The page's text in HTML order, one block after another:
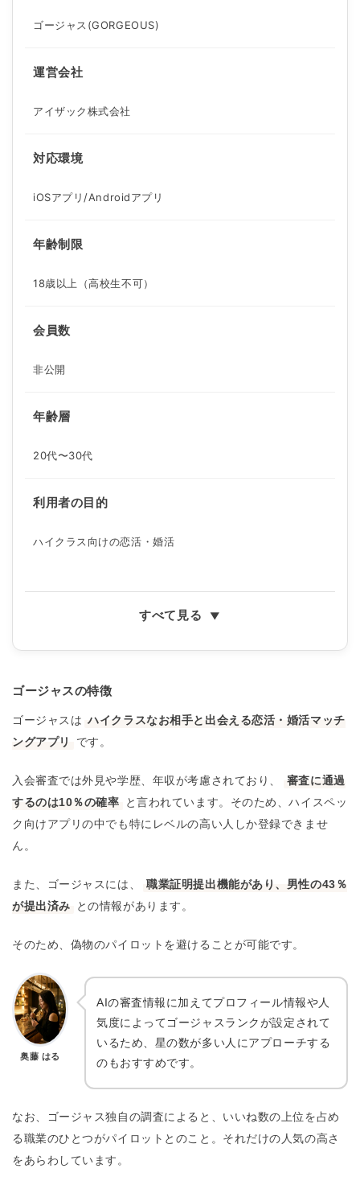
ゴージャス(GORGEOUS)
運営会社
アイザック株式会社
対応環境
iOSアプリ/Androidアプリ
年齢制限
18歳以上（高校生不可）
会員数
非公開
年齢層
20代〜30代
利用者の目的
ハイクラス向けの恋活・婚活
すべて見る
ゴージャスの特徴
ゴージャスは ハイクラスなお相手と出会える恋活・婚活マッチ
ングアプリ
です。
入会審査では外見や学歴、年収が考慮されており、
審査に通過
するのは10％の確率
と言われています。そのため、ハイスペッ
ク向けアプリの中でも特にレベルの高い人しか登録できませ
ん。
また、ゴージャスには、
職業証明提出機能があり、男性の43％
が提出済み
との情報があります。
そのため、偽物のパイロットを避けることが可能です。
奥藤 はる
AIの審査情報に加えてプロフィール情報や人
気度によってゴージャスランクが設定されて
いるため、星の数が多い人にアプローチする
のもおすすめです。
なお、ゴージャス独自の調査によると、いいね数の上位を占め
る職業のひとつがパイロットとのこと。それだけの人気の高さ
をあらわしています。